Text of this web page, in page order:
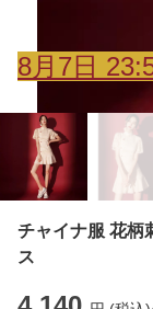
8月 7 日
チャイナ服 花柄
ス